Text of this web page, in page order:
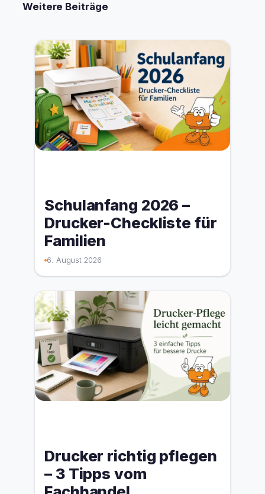
Weitere Beiträge
Schulanfang 2026 –
Drucker-Checkliste für
Familien
6. August 2026
Drucker richtig pflegen
– 3 Tipps vom